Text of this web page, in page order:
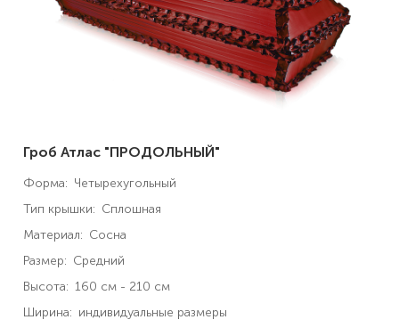
Гроб Атлас "ПРОДОЛЬНЫЙ"
Форма: Четырехугольный
Тип крышки: Сплошная
Материал: Сосна
Размер: Средний
Высота: 160 см - 210 см
Ширина: индивидуальные размеры